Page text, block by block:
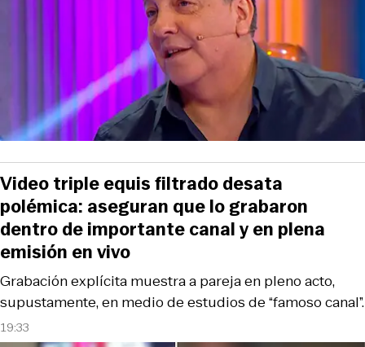
19:33
Grabación explícita muestra a pareja en pleno acto,
supustamente, en medio de estudios de “famoso canal”.
Video triple equis filtrado desata
polémica: aseguran que lo grabaron
dentro de importante canal y en plena
emisión en vivo